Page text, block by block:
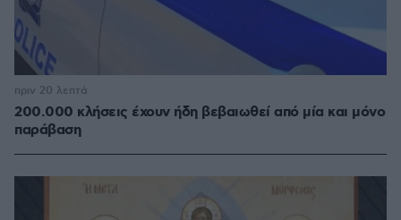
200.000 κλήσεις έχουν ήδη βεβαιωθεί από μία και μόνο
παράβαση
πριν 20 λεπτά